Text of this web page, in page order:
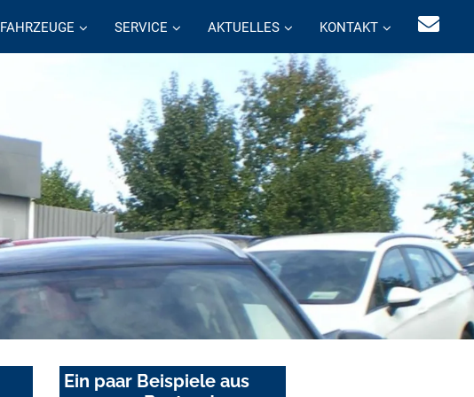
FAHRZEUGE SERVICE AKTUELLES KONTAKT
Ein paar Beispiele aus